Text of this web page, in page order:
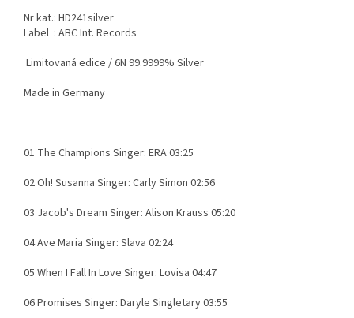
Nr kat.: HD241silver
Label : ABC Int. Records
Limitovaná edice / 6N 99.9999% Silver
Made in Germany
01 The Champions Singer: ERA 03:25
02 Oh! Susanna Singer: Carly Simon 02:56
03 Jacob's Dream Singer: Alison Krauss 05:20
04 Ave Maria Singer: Slava 02:24
05 When I Fall In Love Singer: Lovisa 04:47
06 Promises Singer: Daryle Singletary 03:55